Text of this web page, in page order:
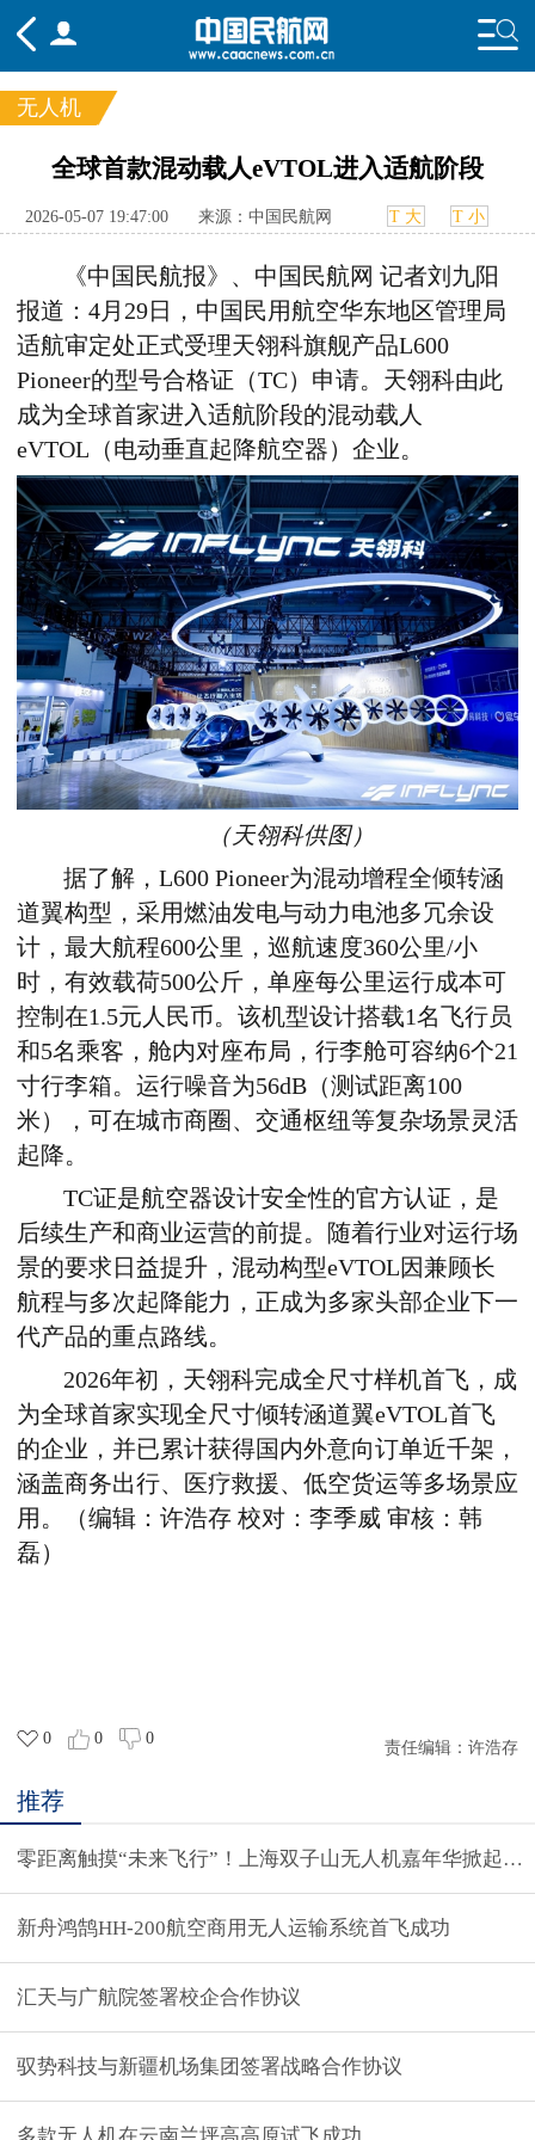
频道
国内 国际
行业
无人机
全球首款混动载人eVTOL进入适航阶段
2026-05-07 19:47:00 来源：中国民航网 T 大 T 小
《中国民航报》、中国民航网 记者刘九阳
报道： 4月 29日，中国民用航空华东地区管理局
适航审定处正式受理天翎科旗舰产品L600
Pioneer的型号合格证（TC）申请。天翎科由此
成为全球首家进入适航阶段的混动载人
eVTOL （电动垂直起降航空器）企业。
（天翎科供图）
据了解，L600 Pioneer为混动增程全倾转涵
道翼构型，采用燃油发电与动力电池多冗余设
计，最大航程600公里，巡航速度360公里/小
时，有效载荷500公斤，单座每公里运行成本可
控制在1.5元人民币。该机型设计搭载1名飞行员
和5名乘客，舱内对座布局，行李舱可容纳6个21
寸行李箱。运行噪音为56dB （测试距离100
米），可在城市商圈、交通枢纽等复杂场景灵活
起降。
TC证是航空器设计安全性的官方认证，是
后续生产和商业运营的前提。随着行业对运行场
景的要求日益提升，混动构型eVTOL因兼顾长
航程与多次起降能力，正成为多家头部企业下一
代产品的重点路线。
2026年初，天翎科完成全尺寸样机首飞，成
为全球首家实现全尺寸倾转涵道翼eVTOL首飞
的企业，并已累计获得国内外意向订单近千架，
涵盖商务出行、医疗救援、低空货运等多场景应
用。（编辑：许浩存 校对：李季威 审核：韩
磊）
0 0 0
责任编辑： 许浩存
推荐
零距离触摸“未来飞行”！上海双子山无人机嘉年华掀起航
新舟鸿鹄HH-200航空商用无人运输系统首飞成功
汇天与广航院签署校企合作协议
驭势科技与新疆机场集团签署战略合作协议